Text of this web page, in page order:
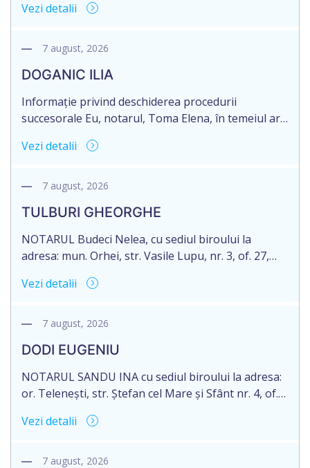
succesorale în urma decesului cet. MORARI
2005035073658, decedat/ă la data de 09.03.2026
Eliberarea certificatului de moștenitor este […]
Vezi detalii
7 august, 2026
DOGANIC ILIA
Informație privind deschiderea procedurii
succesorale Eu, notarul, Toma Elena, în temeiul art.
notific Moștenitorii/ persoană care are un interes
notariale în urma decesului cet. DOGANIC ILIA,
2007040006216. Eliberarea certificatului de
moștenitor este planificată în prealabil pentru […]
Vezi detalii
7 august, 2026
TULBURI GHEORGHE
NOTARUL Budeci Nelea, cu sediul biroului la
adresa: mun. Orhei, str. Vasile Lupu, nr. 3, of. 27,
în urma decesului cet. TULBURI GHEORGHE,
decedat/ă la 16 mai 2026. Eliberarea certificatului de
de 16.05.2027 termenul de opțiune pentru
acceptarea […]
Vezi detalii
7 august, 2026
DODI EUGENIU
NOTARUL SANDU INA cu sediul biroului la adresa:
or. Telenești, str. Ștefan cel Mare și Sfânt nr. 4, of.
succesorale în urma decesului cet. DODI EUGENIU,
2003035009604, decedat/ă la data de 12.01.2026
Vezi detalii
7 august, 2026